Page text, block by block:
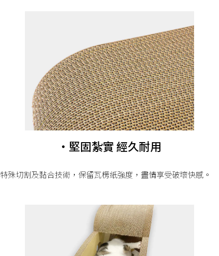
・堅固紮實 經久耐用
特殊切割及黏合技術，保留瓦楞紙強度，盡情享受破壞快感。